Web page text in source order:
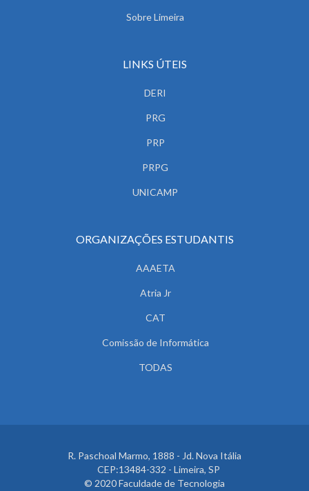
Sobre Limeira
LINKS ÚTEIS
DERI
PRG
PRP
PRPG
UNICAMP
ORGANIZAÇÕES ESTUDANTIS
AAAETA
Atria Jr
CAT
Comissão de Informática
TODAS
R. Paschoal Marmo, 1888 - Jd. Nova Itália
CEP:13484-332 - Limeira, SP
© 2020 Faculdade de Tecnologia